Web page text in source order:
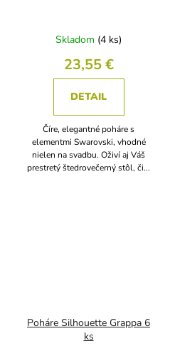
Skladom (4 ks)
23,55 €
DETAIL
Číre, elegantné poháre s
elementmi Swarovski, vhodné
nielen na svadbu. Oživí aj Váš
prestretý štedrovečerný stôl, či...
Poháre Silhouette Grappa 6
ks